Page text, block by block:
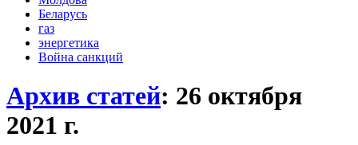
Беларусь
газ
энергетика
Война санкций
Архив статей: 26 октября
2021 г.